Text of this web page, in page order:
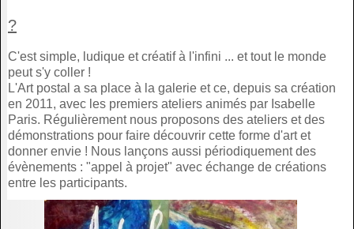
?
C'est simple, ludique et créatif à l'infini ... et tout le monde
peut s'y coller !
L'Art postal a sa place à la galerie et ce, depuis sa création
en 2011, avec les premiers ateliers animés par Isabelle
Paris. Régulièrement nous proposons des ateliers et des
démonstrations pour faire découvrir cette forme d'art et
donner envie ! Nous lançons aussi périodiquement des
évènements : "appel à projet" avec échange de créations
entre les participants.